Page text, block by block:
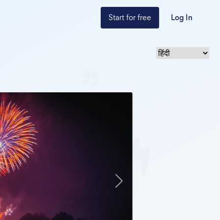
Start for free Log In